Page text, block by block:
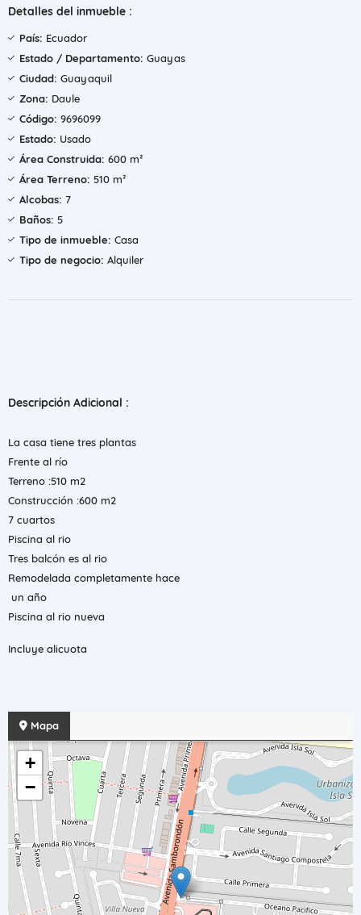
Detalles del inmueble :
País: Ecuador
Estado / Departamento: Guayas
Ciudad: Guayaquil
Zona: Daule
Código: 9696099
Estado: Usado
Área Construida: 600 m²
Área Terreno: 510 m²
Alcobas: 7
Baños: 5
Tipo de inmueble: Casa
Tipo de negocio: Alquiler
Descripción Adicional :
La casa tiene tres plantas
Frente al río
Terreno :510 m2
Construcción :600 m2
7 cuartos
Piscina al rio
Tres balcón es al rio
Remodelada completamente hace
un año
Piscina al rio nueva
Incluye alicuota
Mapa
+
−